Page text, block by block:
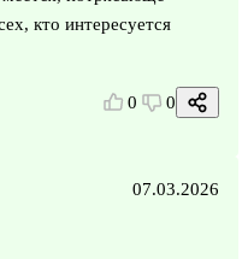
кто интересуется
0 0
07.03.2026